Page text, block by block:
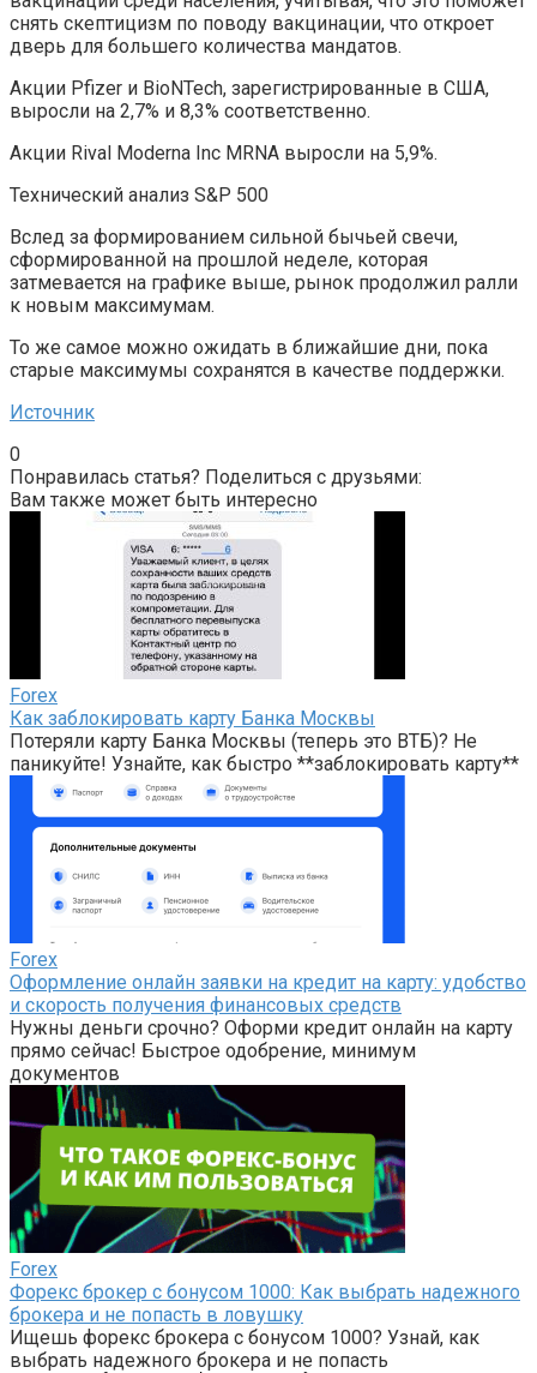
снять скептицизм по поводу вакцинации, что откроет
дверь для большего количества мандатов.
Акции Pfizer и BioNTech, зарегистрированные в США,
выросли на 2,7% и 8,3% соответственно.
Акции Rival Moderna Inc MRNA выросли на 5,9%.
Технический анализ S&P 500
Вслед за формированием сильной бычьей свечи,
сформированной на прошлой неделе, которая
затмевается на графике выше, рынок продолжил ралли
к новым максимумам.
То же самое можно ожидать в ближайшие дни, пока
старые максимумы сохранятся в качестве поддержки.
Источник
0
Понравилась статья? Поделиться с друзьями:
Вам также может быть интересно
Forex
Как заблокировать карту Банка Москвы
Потеряли карту Банка Москвы (теперь это ВТБ)? Не
паникуйте! Узнайте, как быстро **заблокировать карту**
Forex
Оформление онлайн заявки на кредит на карту: удобство
и скорость получения финансовых средств
Нужны деньги срочно? Оформи кредит онлайн на карту
прямо сейчас! Быстрое одобрение, минимум
документов
Forex
Форекс брокер с бонусом 1000: Как выбрать надежного
брокера и не попасть в ловушку
Ищешь форекс брокера с бонусом 1000? Узнай, как
выбрать надежного брокера и не попасть